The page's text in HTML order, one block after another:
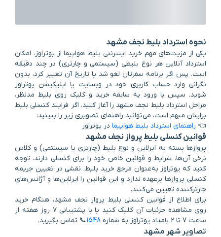
نحوه استرداد بلیط نجف مشهد
یکی از مزیت‌های مهم خرید اینترنتی بلیط هواپیما از یوتراوز، امکان
استرداد آنلاین هر نوع بلیطی (سیستمی و چارتری) در چند دقیقه
است. پس اگر برنامه سفرتان لغو شد یا تاریخ آن تغییر کرد، بدون
نگرانی وارد حساب کاربری خود در وبسایت یا اپلیکیشن یوتراوز
شوید. سپس با ورود به سابقه خرید و کلیک روی بلیط مدنظر،
مراحل استرداد بلیط نجف مشهد را آغاز کنید. اگر فرایند کنسلی بلیط
برایتان مبهم است، می‌توانید راهنمای تصویری زیر را ببینید:
👈 راهنمای استرداد بلیط هواپیما در یوتراوز
قوانین کنسلی بلیط پرواز نجف مشهد
پروازها بسته به ایرلاین و نوع بلیط (چارتری یا سیستمی) و کلاس
نرخی آن‌ها، شرایط و قوانین خاص خود را برای کنسلی دارند. توجه
کنید که یوتراوز به‌عنوان مرجع خرید بلیط، نقشی در تعیین جریمه
کنسلی پروازها برعهده ندارد و این قوانین را ایرلاین‌ها و آژانس‌های
چارترکننده تعیین می‌کنند.
برای اطلاع از قوانین کنسلی بلیط پرواز نجف مشهد، هنگام خرید
روی مشاهده جزئیات آن کلیک کنید یا با پشتیبانی 7 روز هفته از
ساعت 7 تا 2 بامداد یوتراوز به شماره
1548📞 تماس بگیرید.
تصاویر شهر مشهد
پارک ملت
مجموعه تفریحی چالیدره
خانه تاریخی داروغه
آرامگاه نادرشاه افشار
حرم امام رضا (ع)
موزه خراسان
ییلاقات طرقبه
شاندیز